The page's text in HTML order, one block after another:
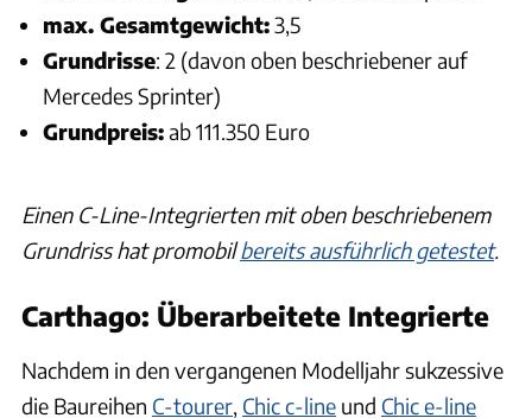
max. Gesamtgewicht:3,5
Grundrisse: 2 (davon oben beschriebener auf
Mercedes Sprinter)
Grundpreis:ab 111.350 Euro
Einen C-Line-Integrierten mit oben beschriebenem
Grundriss hat promobilbereits ausführlich getestet.
Carthago: Überarbeitete Integrierte
Nachdem in den vergangenen Modelljahr sukzessive
die Baureihen C-tourer, Chic c-line und Chic e-line